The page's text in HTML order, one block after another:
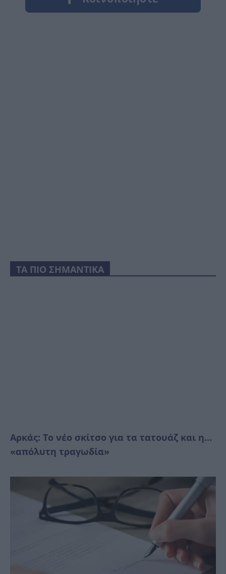
ΤΑ ΠΙΟ ΣΗΜΑΝΤΙΚΑ
Αρκάς: Το νέο σκίτσο για τα τατουάζ και η…
«απόλυτη τραγωδία»